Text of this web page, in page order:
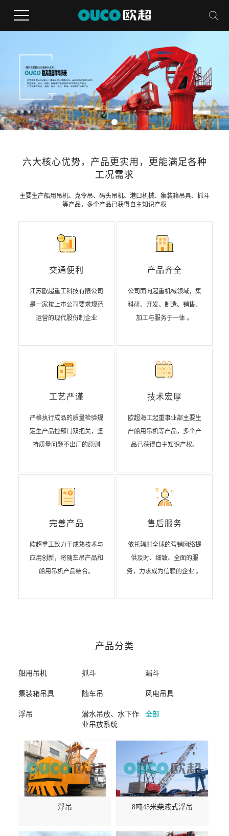
六大核心优势，产品更实用，更能满足各种
工况需求
主要生产船用吊机、克令吊、码头吊机、港口机械、集装箱吊具、抓斗
等产品，多个产品已获得自主知识产权
交通便利
江苏欧超重工科技有限公司
是一家按上市公司要求规范
运营的现代股份制企业
产品齐全
公司面向起重机械领域，集
科研、开发、制造、销售、
加工与服务于一体 。
工艺严谨
严格执行成品的质量检验规
定生产品控部门双把关，坚
持质量问题不出厂的原则
技术宏厚
欧超海工起重事业部主要生
产船用吊机等产品，多个产
品已获得自主知识产权。
完善产品
欧超重工致力于成熟技术与
应用创新，将随车吊产品和
船用吊机产品结合。
售后服务
依托辐射全球的营销网络提
供及时、细致、全面的服
务，力求成为信赖的企业 。
产品分类
船用吊机 抓斗 漏斗
集装箱吊具 随车吊 风电吊具
浮吊
潜水吊放、水下作
业吊放系统
全部
浮吊 8吨45米柴液式浮吊